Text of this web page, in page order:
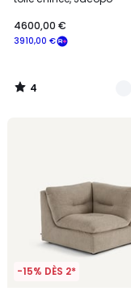
3910,00 €
4600,00 €
4
/
-15% DÈS 2*